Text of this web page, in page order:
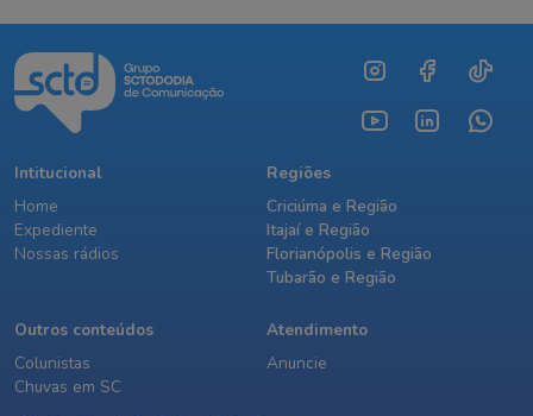
Intitucional
Home
Expediente
Nossas rádios
Regiões
Criciúma e Região
Itajaí e Região
Florianópolis e Região
Tubarão e Região
Outros conteúdos
Colunistas
Chuvas em SC
Atendimento
Anuncie